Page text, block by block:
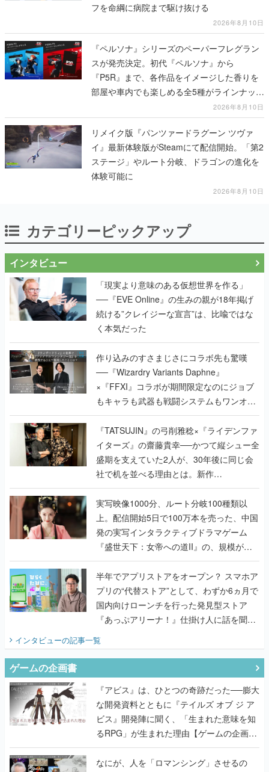
フを命綱に病院まで駆け抜ける
2026年8月10日
『ペルソナ』シリーズのペーパーフレグラン
スが発売決定。初代『ペルソナ』から
『P5R』まで、各作品をイメージした香りを
部屋や車内でも楽しめる全5種がラインナッ
プ、予約受付は8月17日12時より開始2026年8月10日
リメイク版『パンツァードラグーン ツヴァ
イ』最新体験版がSteamにて配信開始。「第2
ステージ」やルート分岐、ドラゴンの進化を
体験可能に
2026年8月10日
カテゴリーピックアップ
インタビュー
「現実より意味のある仮想世界を作る」
──『EVE Online』の生みの親が18年掲げ
続ける”クレイジーな宣言”は、比喩ではな
く本気だった
作り込みのすさまじさにコラボ先も驚嘆
──『Wizardry Variants Daphne』
×『FFXI』コラボが期間限定なのにジョブ
もキャラも武器も戦闘システムもワンオフ
で作り込まれた理由を両ディレクターに聞
く
『TATSUJIN』の弓削雅稔×『ライデンファ
イターズ』の齋藤貴幸──かつて縦シュー全
盛期を支えていた2人が、30年後に同じ会
社で机を並べる理由とは。新作
『TATSUJIN EXTREME』で初タッグを組
んだレジェンド2人に訊く開発秘話
実写映像1000分、ルート分岐100種類以
上。配信開始5日で100万本を売った、中国
発の実写インタラクティブドラマゲーム
『盛世天下：女帝への道II』の、規模が違
うこだわりをプロデューサーに聞いた
半年でアプリストアをオープン？ スマホア
プリの“代替ストア”として、わずか6ヵ月で
国内向けローンチを行った発見型ストア
『あっぷアリーナ！』仕掛け人に話を聞い
てみた
インタビューの記事一覧
ゲームの企画書
『アビス』は、ひとつの奇跡だった──膨大
な開発資料とともに『テイルズ オブ ジ ア
ビス』開発陣に聞く、「生まれた意味を知
るRPG」が生まれた理由【ゲームの企画
書】
なにが、人を「ロマンシング」させるの